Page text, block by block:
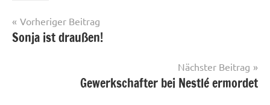
Beitragsnavigation
Vorheriger Beitrag
Sonja ist draußen!
Nächster Beitrag
Gewerkschafter bei Nestlé ermordet